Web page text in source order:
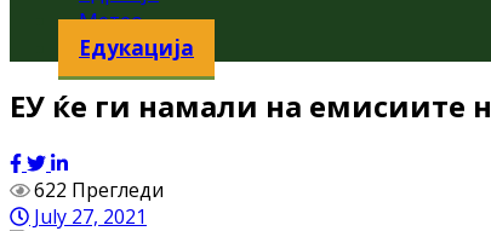
Метео
Едукација
ЕУ ќе ги намали на емисиите
622 Прегледи
July 27, 2021